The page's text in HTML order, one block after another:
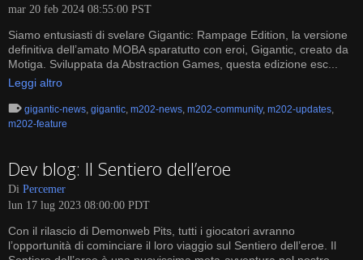
mar 20 feb 2024 08:55:00 PST
Siamo entusiasti di svelare Gigantic: Rampage Edition, la versione
definitiva dell’amato MOBA sparatutto con eroi, Gigantic, creato da
Motiga. Sviluppata da Abstraction Games, questa edizione esc...
Leggi altro
gigantic-news, gigantic, m202-news, m202-community, m202-updates,
m202-feature
Dev blog: Il Sentiero dell’eroe
Di Percemer
lun 17 lug 2023 08:00:00 PDT
Con il rilascio di Demonweb Pits, tutti i giocatori avranno
l’opportunità di cominciare il loro viaggio sul Sentiero dell’eroe. Il